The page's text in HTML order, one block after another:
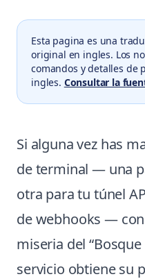
Esta pagina es una
original en ingles. Los
comandos y detalles de
ingles. Consultar la
Si alguna vez has
de terminal — una
otra para tu túnel
de webhooks —
miseria del “Bosque
servicio obtiene su